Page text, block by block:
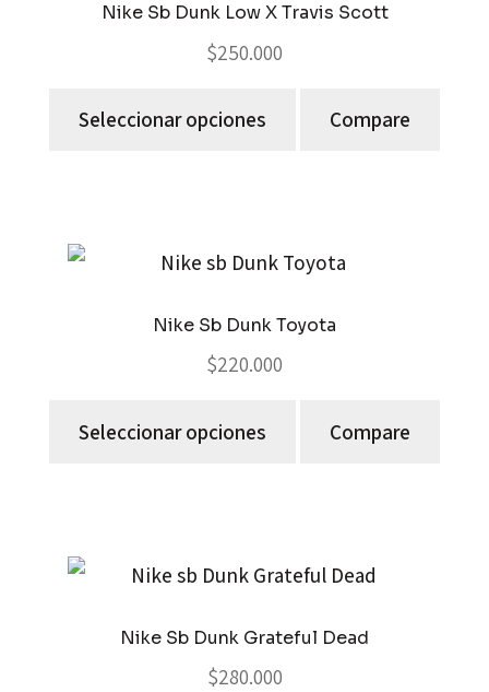
Nike Sb Dunk Low X Travis Scott
$250.000
Seleccionar opciones Compare
Nike Sb Dunk Toyota
$220.000
Seleccionar opciones Compare
Nike Sb Dunk Grateful Dead
$280.000